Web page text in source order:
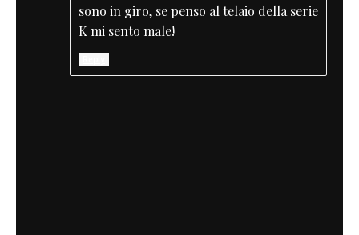
sono in giro, se penso al telaio della serie
K mi sento male!